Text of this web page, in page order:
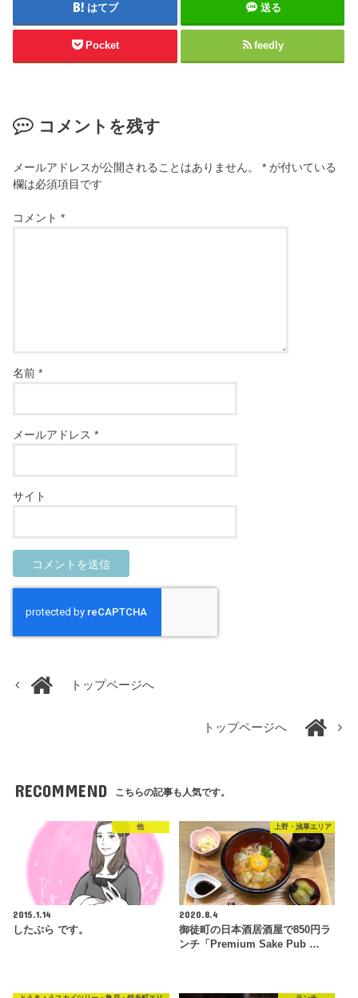
はてブ 送る
Pocket feedly
コメントを残す
メールアドレスが公開されることはありません。 * が付いている
欄は必須項目です
コメント*
名前*
メールアドレス*
サイト
トップページへ
トップページへ
RECOMMEND こちらの記事も人気です。
他
2015.1.14
したぷら です。
上野・浅草エリア
2020.8.4
御徒町の日本酒居酒屋で850円ラ
ンチ「Premium Sake Pub …